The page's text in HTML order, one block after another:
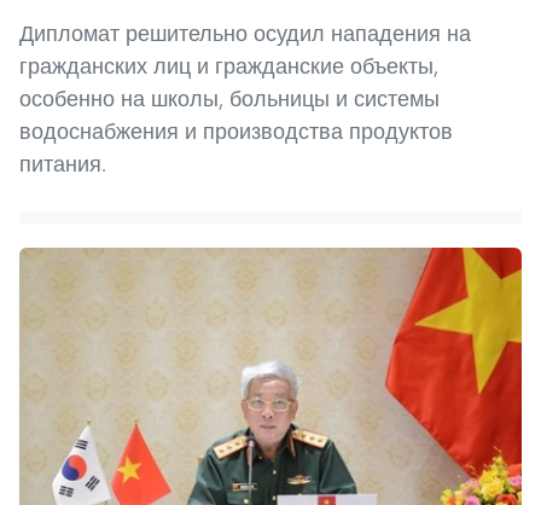
Дипломат решительно осудил нападения на
гражданских лиц и гражданские объекты,
особенно на школы, больницы и системы
водоснабжения и производства продуктов
питания.